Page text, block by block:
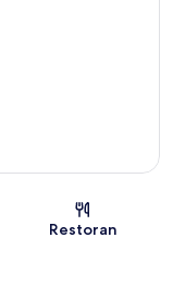
Restoran